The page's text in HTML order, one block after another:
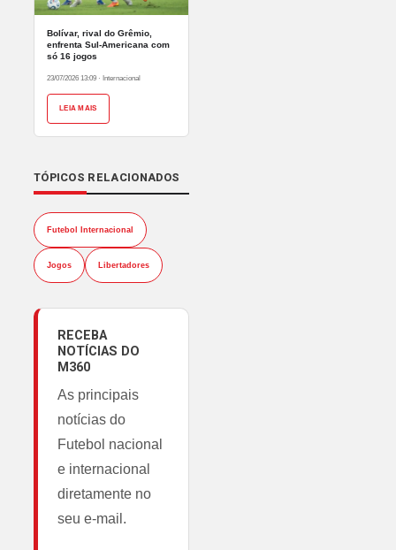
Bolívar, rival do Grêmio,
enfrenta Sul-Americana com
só 16 jogos
23/07/2026 13:09 · Internacional
LEIA MAIS
TÓPICOS RELACIONADOS
Futebol Internacional
Jogos Libertadores
RECEBA
NOTÍCIAS DO
M360
As principais
notícias do
Futebol nacional
e internacional
diretamente no
seu e-mail.